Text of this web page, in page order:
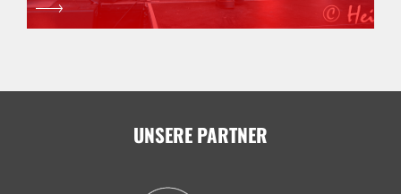
UNSERE PARTNER